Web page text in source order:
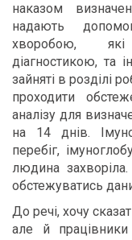
наказом
надають
хворобою,
діагностикою, та
зайняті в розділі
проходити
аналізу для
на 14 днів.
перебіг,
людина
обстежуватись
До речі, хочу
але й працівники